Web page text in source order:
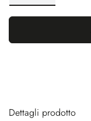
Dettagli prodotto